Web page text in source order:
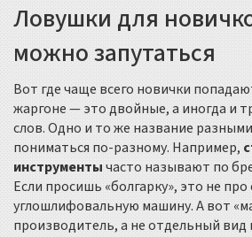
Ловушки для
можно запутаться
Вот где чаще всего новички
жаргоне — это двойные, а иногда и
слов. Одно и то же название
пониматься по-разному. Например,
инструментычасто называют по
Если просишь «болгарку», это не про
углошлифовальную машину. А вот
производитель, а не отдельный